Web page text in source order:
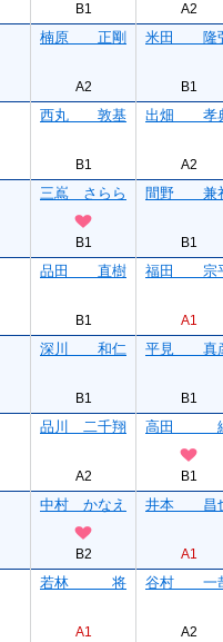
B1 A2
楠原 正剛
A2
米田 隆
B1
西丸 敦基
B1
出畑 孝
A2
三嶌 さらら
B1
間野 兼
B1
品田 直樹
B1
福田 宗
A1
深川 和仁
B1
平見 真
B1
品川 二千翔
A2
高田
B1
中村 かなえ
B2
井本 昌
A1
若林 将
A1
谷村 一
A2